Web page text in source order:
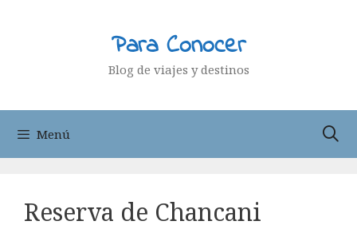
Para Conocer
Blog de viajes y destinos
Menú
Reserva de Chancani